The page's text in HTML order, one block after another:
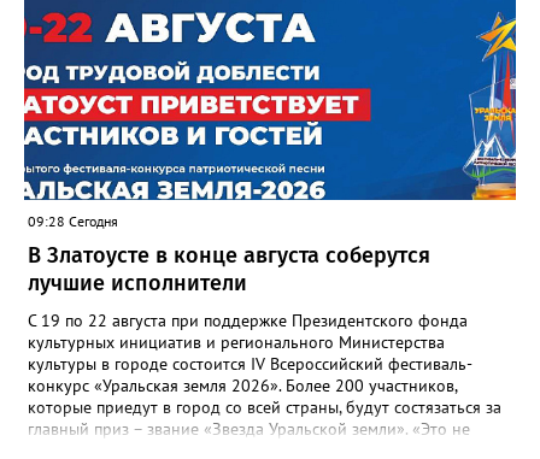
09:28 Сегодня
В Златоусте в конце августа соберутся
лучшие исполнители
С 19 по 22 августа при поддержке Президентского фонда
культурных инициатив и регионального Министерства
культуры в городе состоится IV Всероссийский фестиваль-
конкурс «Уральская земля 2026». Более 200 участников,
которые приедут в город со всей страны, будут состязаться за
главный приз – звание «Звезда Уральской земли». «Это не